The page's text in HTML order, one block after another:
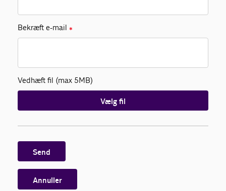
Bekræft e-mail ✱
Vedhæft fil (max 5MB)
Vælg fil
Send
Annuller